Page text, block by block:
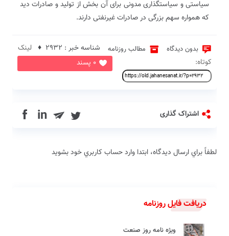
سیاستی و سیاستگذاری مدونی برای آن بخش از تولید و صادرات دید
که همواره سهم بزرگی در صادرات غیرنفتی دارند.
بدون دیدگاه مطالب روزنامه
0 پسند
شناسه خبر : 2932 ♦
لینک
کوتاه:
اشتراک گذاری in
لطفاً براي ارسال دیدگاه، ابتدا وارد حساب كاربري خود بشويد
دریافت فایل روزنامه
ویژه نامه روز صنعت